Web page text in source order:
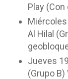
Play
Miércoles
Al Hilal
Jueves
(Grupo B)